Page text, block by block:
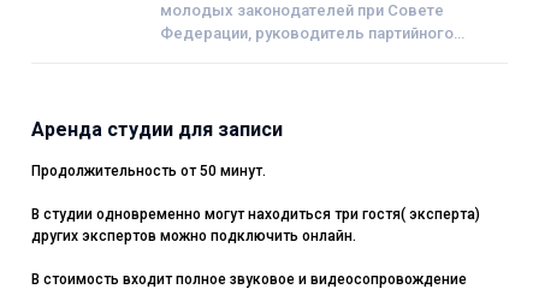
молодых законодателей при Совете
Федерации, руководитель партийного
Аренда студии для записи
Продолжительность от 50 минут.
В студии одновременно могут находиться три гостя( эксперта)
других экспертов можно подключить онлайн.
В стоимость входит полное звуковое и видеосопровождение